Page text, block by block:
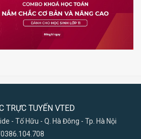
TRỰC TUYẾN VTED
- Tố Hữu - Q. Hà Đông - Tp. Hà Nội